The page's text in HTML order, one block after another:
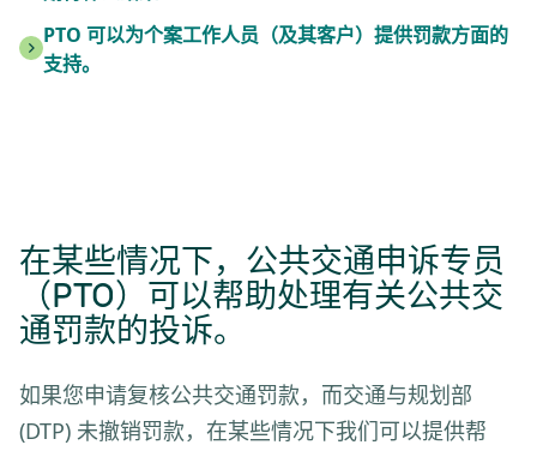
PTO 可以为个案工作人员（及其客户）提供罚款方面的
支持。
在某些情况下，公共交通申诉专员
（PTO）可以帮助处理有关公共交
通罚款的投诉。
如果您申请复核公共交通罚款，而交通与规划部
(DTP) 未撤销罚款，在某些情况下我们可以提供帮